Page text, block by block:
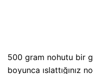
500 gram nohutu bir
boyunca ıslattığınız